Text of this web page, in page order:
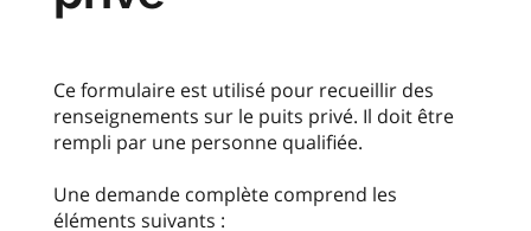
Ce formulaire est utilisé pour recueillir des
renseignements sur le puits privé. Il doit être
rempli par une personne qualifiée.
Une demande complète comprend les
éléments suivants :